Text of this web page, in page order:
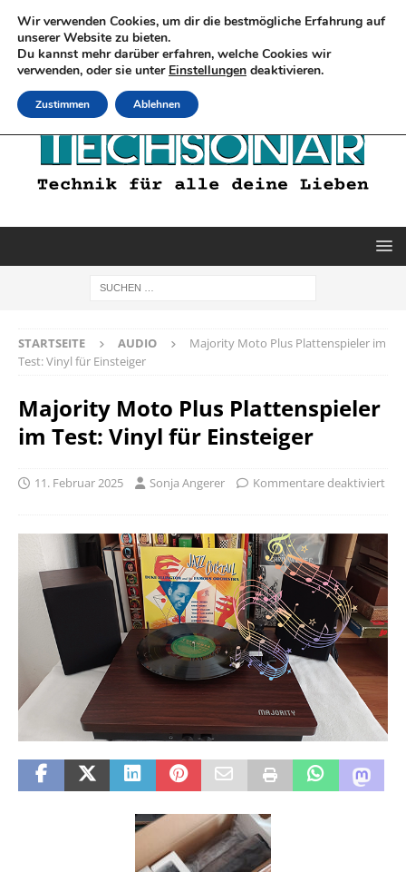
STARTSEITE AUDIO
Majority Moto Plus Plattenspieler im
Test: Vinyl für Einsteiger
Majority Moto Plus Plattenspieler
im Test: Vinyl für Einsteiger
11. Februar 2025 Sonja Angerer Kommentare deaktiviert
Wir verwenden Cookies, um dir die bestmögliche Erfahrung auf
unserer Website zu bieten.
Du kannst mehr darüber erfahren, welche Cookies wir
verwenden, oder sie unter Einstellungen deaktivieren.
Zustimmen Ablehnen